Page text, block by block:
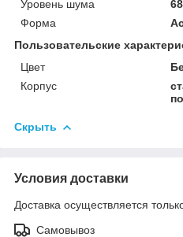
Уровень шума
Форма
Пользовательские
Цвет
Корпус
Скрыть
Условия доставки
Доставка осуществляется
Самовывоз